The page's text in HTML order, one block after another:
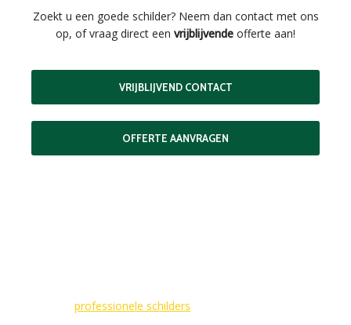
Zoekt u een goede schilder? Neem dan contact met ons
op, of vraag direct een vrijblijvende offerte aan!
VRIJBLIJVEND CONTACT
OFFERTE AANVRAGEN
professionele schilders